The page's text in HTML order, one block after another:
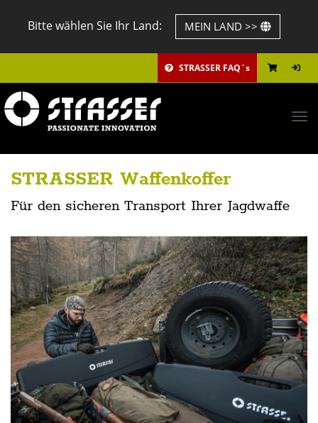
Bitte wählen Sie Ihr Land: MEIN LAND >>
STRASSER FAQ´s
STRASSER Waffenkoffer
Für den sicheren Transport Ihrer Jagdwaffe